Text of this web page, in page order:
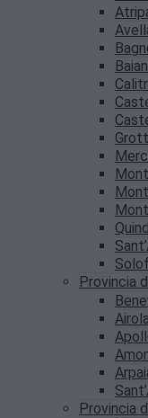
Provincia
Airola
Provincia